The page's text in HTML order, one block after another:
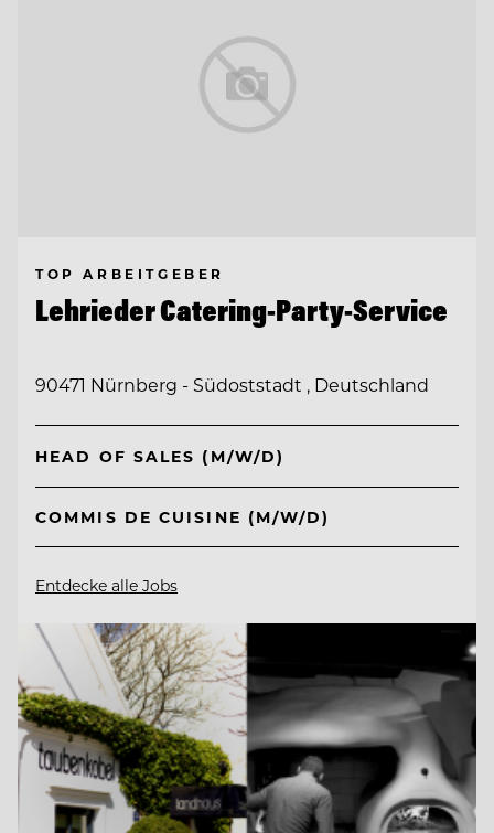
TOP ARBEITGEBER
Lehrieder Catering-Party-Service
90471 Nürnberg - Südoststadt , Deutschland
HEAD OF SALES (M/W/D)
COMMIS DE CUISINE (M/W/D)
Entdecke alle Jobs